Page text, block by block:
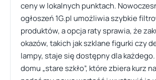
ceny w lokalnych punktach.
ogłoszeń 1G.pl umożliwia szybkie
produktów, a opcja raty sprawia, że
okazów, takich jak szklane figurki czy
lampy, staje się dostępny dla
domu „stare szkło”, które zbiera kurz